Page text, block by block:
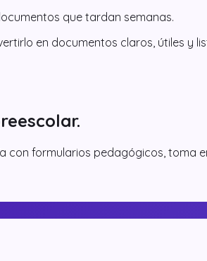
que tardan semanas.
en documentos claros, útiles y
con formularios pedagógicos, toma